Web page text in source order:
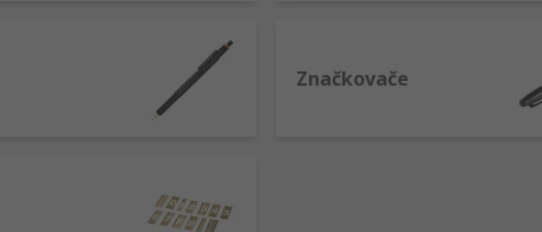
Značkovače